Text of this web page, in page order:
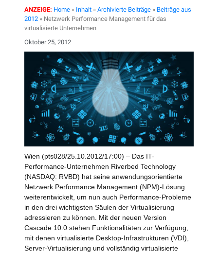
ANZEIGE: Home » Inhalt » Archivierte Beiträge » Beiträge aus
2012 » Netzwerk Performance Management für das
virtualisierte Unternehmen
Oktober 25, 2012
Wien (pts028/25.10.2012/17:00) – Das IT-
Performance-Unternehmen Riverbed Technology
(NASDAQ: RVBD) hat seine anwendungsorientierte
Netzwerk Performance Management (NPM)-Lösung
weiterentwickelt, um nun auch Performance-Probleme
in den drei wichtigsten Säulen der Virtualisierung
adressieren zu können. Mit der neuen Version
Cascade 10.0 stehen Funktionalitäten zur Verfügung,
mit denen virtualisierte Desktop-Infrastrukturen (VDI),
Server-Virtualisierung und vollständig virtualisierte